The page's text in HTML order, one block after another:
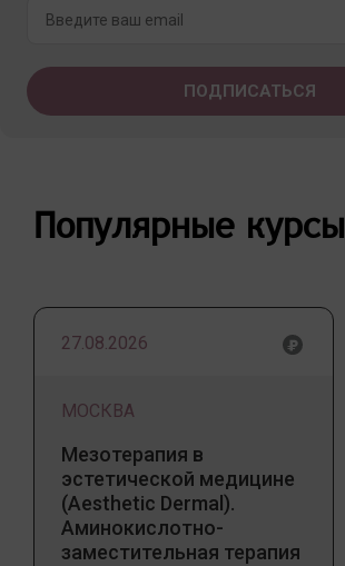
Популярные курсы
27.08.2026
МОСКВА
Мезотерапия в
эстетической медицине
(Aesthetic Dermal).
Аминокислотно-
заместительная терапия